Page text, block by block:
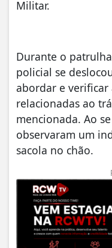
Militar.
Durante o
policial se
abordar e verificar
relacionadas ao
mencionada. Ao
observaram um
sacola no chão.